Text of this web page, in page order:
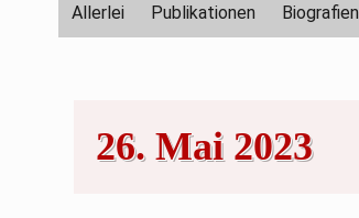
Allerlei Publikationen Biografien
26. Mai 2023